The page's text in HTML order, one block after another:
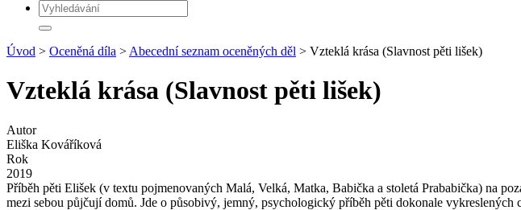
Úvod > Oceněná díla > Abecední seznam oceněných děl > Vzteklá krása (Slavnost pěti lišek)
Vzteklá krása (Slavnost pěti lišek)
Autor
Eliška Kováříková
Rok
2019
Příběh pěti Elišek (v textu pojmenovaných Malá, Velká, Matka, Babička a stoletá Prababička) na
mezi sebou půjčují domů. Jde o působivý, jemný, psychologický příběh pěti dokonale